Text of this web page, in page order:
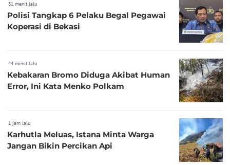
31 menit lalu
Polisi Tangkap 6 Pelaku Begal Pegawai
Koperasi di Bekasi
44 menit lalu
Kebakaran Bromo Diduga Akibat Human
Error, Ini Kata Menko Polkam
1 jam lalu
Karhutla Meluas, Istana Minta Warga
Jangan Bikin Percikan Api